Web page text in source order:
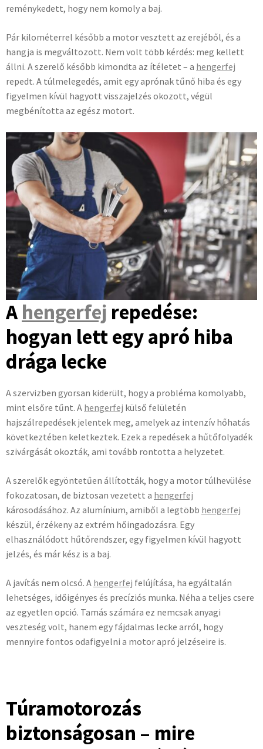
reménykedett, hogy nem komoly a baj.
Pár kilométerrel később a motor vesztett az erejéből, és a
hangja is megváltozott. Nem volt több kérdés: meg kellett
állni. A szerelő később kimondta az ítéletet – a hengerfej
repedt. A túlmelegedés, amit egy aprónak tűnő hiba és egy
figyelmen kívül hagyott visszajelzés okozott, végül
megbénította az egész motort.
Ahengerfej repedése:
hogyan lett egy apró hiba
drága lecke
A szervizben gyorsan kiderült, hogy a probléma komolyabb,
mint elsőre tűnt. A hengerfej külső felületén
hajszálrepedések jelentek meg, amelyek az intenzív hőhatás
következtében keletkeztek. Ezek a repedések a hűtőfolyadék
szivárgását okozták, ami tovább rontotta a helyzetet.
A szerelők egyöntetűen állították, hogy a motor túlhevülése
fokozatosan, de biztosan vezetett a hengerfej
károsodásához. Az alumínium, amiből a legtöbb hengerfej
készül, érzékeny az extrém hőingadozásra. Egy
elhasználódott hűtőrendszer, egy figyelmen kívül hagyott
jelzés, és már kész is a baj.
A javítás nem olcsó. A hengerfej felújítása, ha egyáltalán
lehetséges, időigényes és precíziós munka. Néha a teljes csere
az egyetlen opció. Tamás számára ez nemcsak anyagi
veszteség volt, hanem egy fájdalmas lecke arról, hogy
mennyire fontos odafigyelni a motor apró jelzéseire is.
Túramotorozás
biztonságosan – mire